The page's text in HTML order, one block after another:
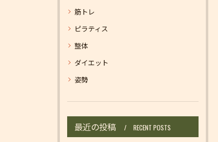
筋トレ
ピラティス
整体
ダイエット
姿勢
最近の投稿 RECENT POSTS
お問い合わせはこちら
お問い合わせはこちら